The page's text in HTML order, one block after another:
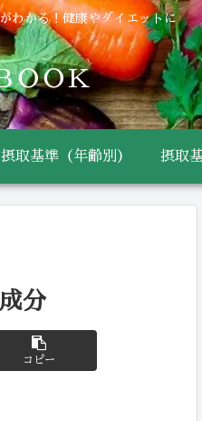
わかる！健康やダイエットに
ＯＯＫ
摂取基準（年齢別） 摂取
分
コピー